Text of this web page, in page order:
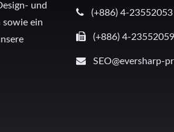
und
sowie ein
(+886) 4-23552053
(+886) 4-23552059
SEO@eversharp-